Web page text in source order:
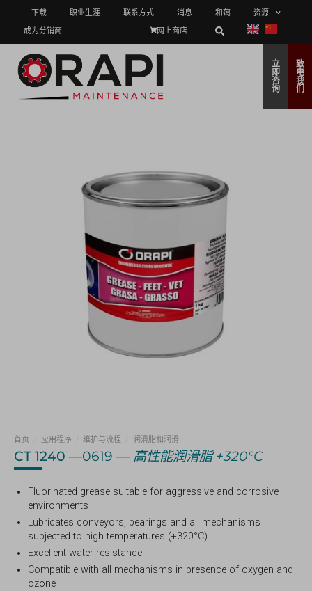
下载 职业生涯 联系方式 消息 和蔼
资源
成为分销商
网上商店
立
即
咨
询
致
电
我
们
首页 应用程序 维护与流程 润滑脂和润滑
CT 1240 —0619 — 高性能润滑脂 +320°C
Fluorinated grease suitable for aggressive and corrosive
environments
Lubricates conveyors, bearings and all mechanisms
subjected to high temperatures (+320°C)
Excellent water resistance
Compatible with all mechanisms in presence of oxygen and
ozone